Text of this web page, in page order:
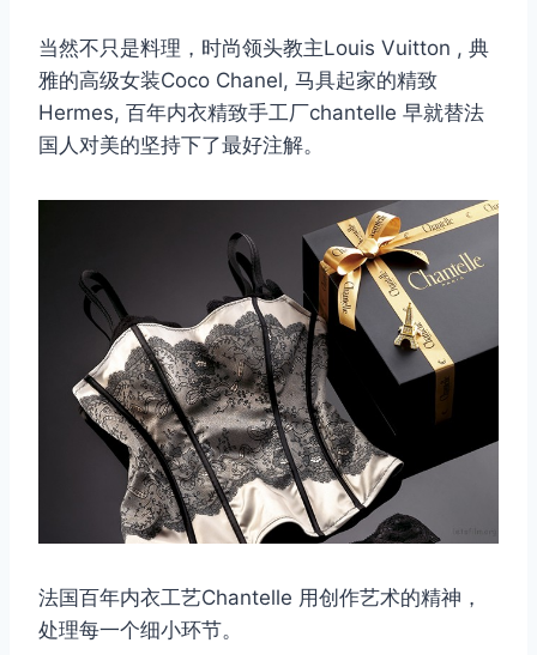
当然不只是料理，时尚领头教主Louis Vuitton , 典
雅的高级女装Coco Chanel, 马具起家的精致
Hermes, 百年内衣精致手工厂chantelle 早就替法
国人对美的坚持下了最好注解。
法国百年内衣工艺Chantelle 用创作艺术的精神，
处理每一个细小环节。
搜索